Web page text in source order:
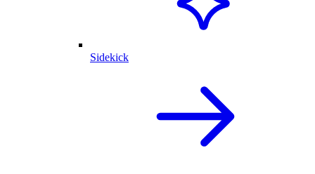
Sidekick